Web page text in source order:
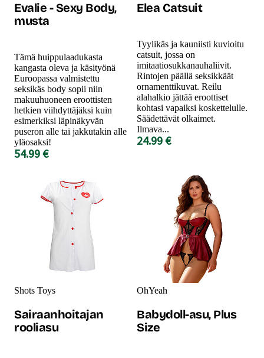
Evalie - Sexy Body,
musta
Tämä huippulaadukasta
kangasta oleva ja käsityönä
Euroopassa valmistettu
seksikäs body sopii niin
makuuhuoneen eroottisten
hetkien viihdyttäjäksi kuin
esimerkiksi läpinäkyvän
puseron alle tai jakkutakin alle
yläosaksi!
54.99 €
Elea Catsuit
Tyylikäs ja kauniisti kuvioitu
catsuit, jossa on
imitaatiosukkanauhaliivit.
Rintojen päällä seksikkäät
ornamenttikuvat. Reilu
alahalkio jättää eroottiset
kohtasi vapaiksi koskettelulle.
Säädettävät olkaimet.
Ilmava...
24.99 €
Shots Toys
Sairaanhoitajan
rooliasu
OhYeah
Babydoll-asu, Plus
Size